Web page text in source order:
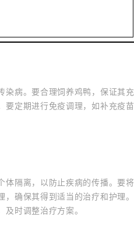
染病。要合理饲养鸡鸭，保证其
定期进行免疫调理，如补充疫
体隔离，以防止疾病的传播。要
，确保其得到适当的治疗和护理
时调整治疗方案。